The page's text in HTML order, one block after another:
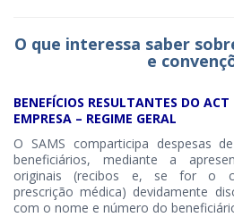
O que interessa saber
e
BENEFÍCIOS RESULTANTES DO ACT
EMPRESA – REGIME GERAL
O SAMS comparticipa despesas
beneficiários, mediante a
originais (recibos e, se for o
prescrição médica) devidamente
com o nome e número do